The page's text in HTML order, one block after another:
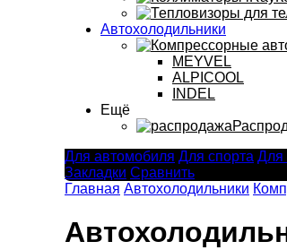
Автохолодильники
MEYVEL
ALPICOOL
INDEL
Ещё
Для автомобиля Для спорта Для
Закладки Сравнить
Главная Автохолодильники